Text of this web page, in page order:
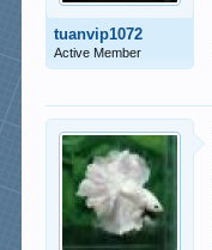
tuanvip1072
Active Member